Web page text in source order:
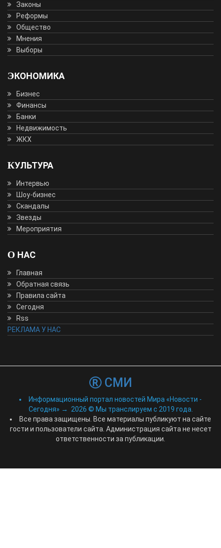
Законы
Реформы
Общество
Мнения
Выборы
ЭКОНОМИКА
Бизнес
Финансы
Банки
Недвижимость
ЖКХ
КУЛЬТУРА
Интервью
Шоу-бизнес
Скандалы
Звезды
Мероприятия
О НАС
Главная
Обратная связь
Правила сайта
Сегодня
Rss
РЕКЛАМА У НАС
СМИ
Информационный портал новостей Мира «Новости -
Сегодня» → 2026 © Мы транслируем с 2019 года.
Все права защищены. Все материалы публикуют на сайте
гости и пользователи сайта. Администрация сайта не несет
ответственности за публикации.